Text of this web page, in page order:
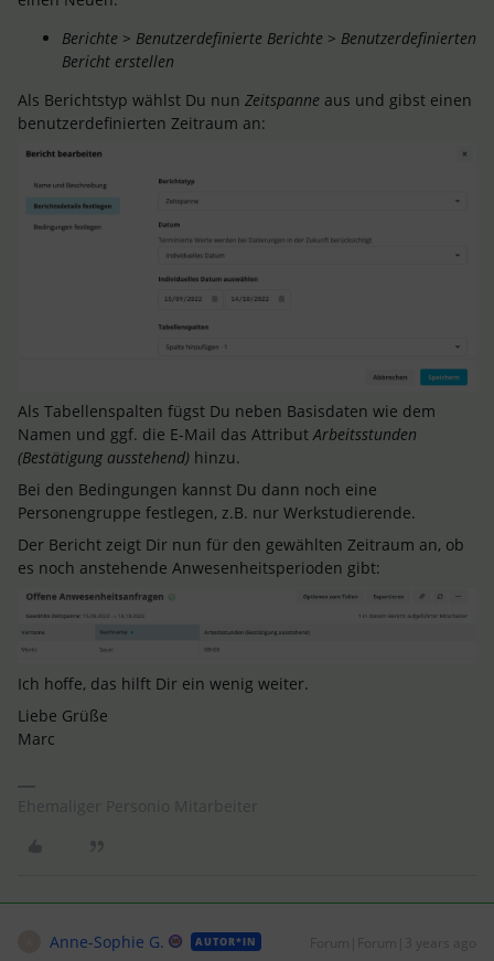
Berichte > Benutzerdefinierte Berichte > Benutzerdefinierten
Bericht erstellen
Als Berichtstyp wählst Du nun Zeitspanne aus und gibst einen
benutzerdefinierten Zeitraum an:
Als Tabellenspalten fügst Du neben Basisdaten wie dem
Namen und ggf. die E-Mail das Attribut Arbeitsstunden
(Bestätigung ausstehend) hinzu.
Bei den Bedingungen kannst Du dann noch eine
Personengruppe festlegen, z.B. nur Werkstudierende.
Der Bericht zeigt Dir nun für den gewählten Zeitraum an, ob
es noch anstehende Anwesenheitsperioden gibt:
Ich hoffe, das hilft Dir ein wenig weiter.
Liebe Grüße
Marc
Anne-Sophie G. AUTOR*IN Forum|Forum|3 years ago